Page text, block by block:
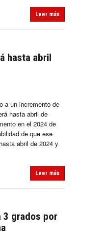
Leer más
hasta abril
a un incremento de
hasta abril de
en el 2024 de
de que ese
abril de 2024 y
Leer más
3 grados por